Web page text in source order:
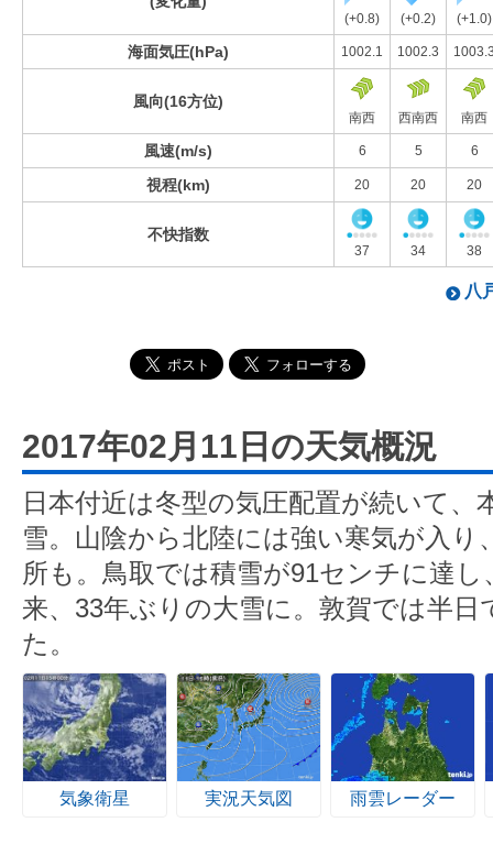
(+0.8) (+0.2) (+1.0)
海面気圧(hPa) 1002.1 1002.3
風向(16方位)
南西 西南西 南西
風速(m/s) 6 5 6
視程(km) 20 20 20
不快指数
37 34 38
八
2017年02月11日の天気概況
日本付近は冬型の気圧配置が続いて、
雪。山陰から北陸には強い寒気が入り
所も。鳥取では積雪が91センチに達
来、33年ぶりの大雪に。敦賀では半
た。
気象衛星 実況天気図 雨雲レーダー